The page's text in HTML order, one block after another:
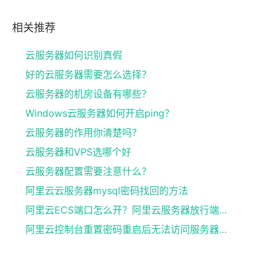
相关推荐
云服务器如何识别真假
好的云服务器需要怎么选择？
云服务器的机房设备有哪些？
Windows云服务器如何开启ping？
云服务器的作用你清楚吗？
云服务器和VPS选哪个好
云服务器配置需要注意什么？
阿里云云服务器mysql密码找回的方法
阿里云ECS端口怎么开？阿里云服务器放行端口图文教程
阿里云控制台重置密码重启后无法访问服务器的原因及解决方法